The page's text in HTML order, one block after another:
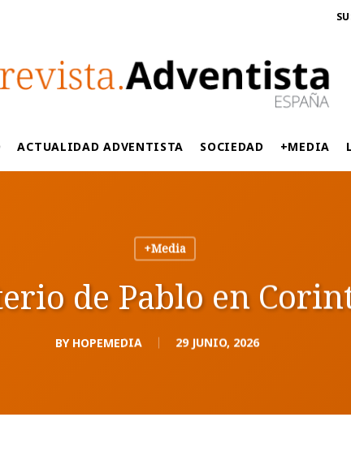
ACTUALIDAD ADVENTISTA SOCIEDAD +MEDIA
+Media
de Pablo en
BY HOPEMEDIA 29 JUNIO, 2026